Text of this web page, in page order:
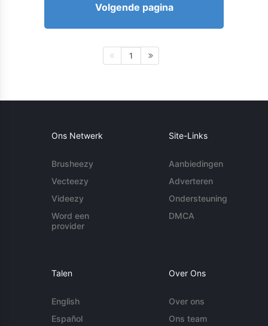
Volgende pagina
1
Ons Netwerk
Brusheezy
Vecteezy
Videezy
Word een
provider
Site-Links
Aanbiedingen
Adverteren
Ondersteuning
DMCA
Talen
English
Español
Over Ons
Over ons
Ons team